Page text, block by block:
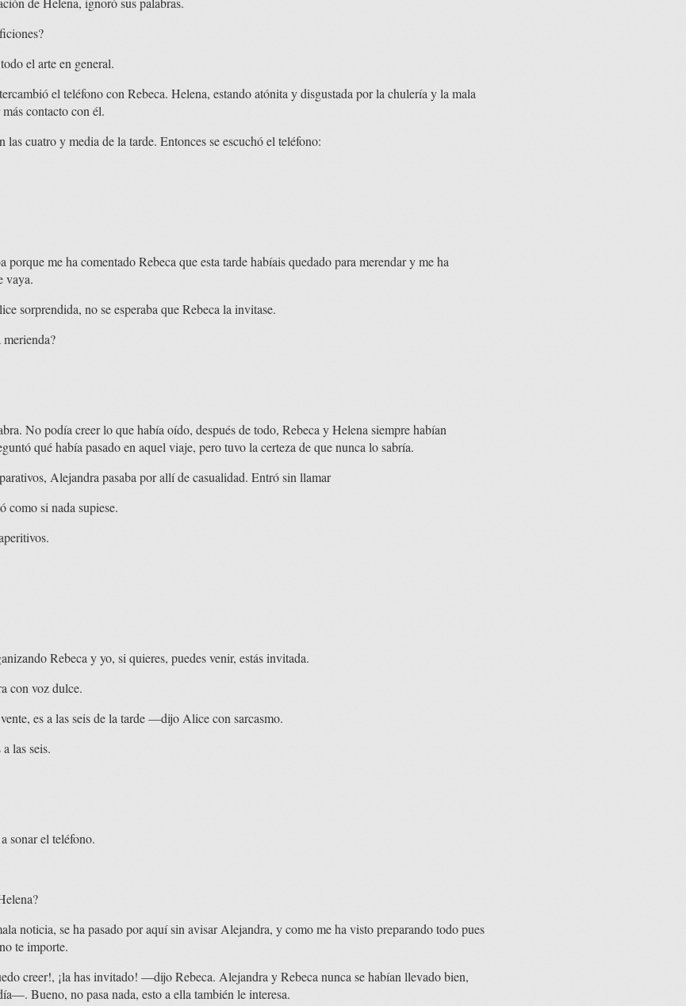
el arte en general.
el teléfono con Rebeca. Helena, estando atónita y disgustada por la chulería y la mala
contacto con él.
cuatro y media de la tarde. Entonces se escuchó el teléfono:
me ha comentado Rebeca que esta tarde habíais quedado para merendar y me ha
vaya.
sorprendida, no se esperaba que Rebeca la invitase.
No podía creer lo que había oído, después de todo, Rebeca y Helena siempre habían
qué había pasado en aquel viaje, pero tuvo la certeza de que nunca lo sabría.
Alejandra pasaba por allí de casualidad. Entró sin llamar
si nada supiese.
Rebeca y yo, si quieres, puedes venir, estás invitada.
con voz dulce.
es a las seis de la tarde —dijo Alice con sarcasmo.
las seis.
sonar el teléfono.
noticia, se ha pasado por aquí sin avisar Alejandra, y como me ha visto preparando todo pues
te importe.
creer!, ¡la has invitado! —dijo Rebeca. Alejandra y Rebeca nunca se habían llevado bien,
Bueno, no pasa nada, esto a ella también le interesa.